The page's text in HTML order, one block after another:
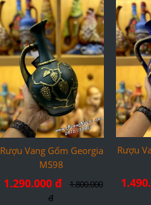
Rượu Vang Gốm Georgia
MS98
1.290.000 đ
1.800.000
đ
Rượu